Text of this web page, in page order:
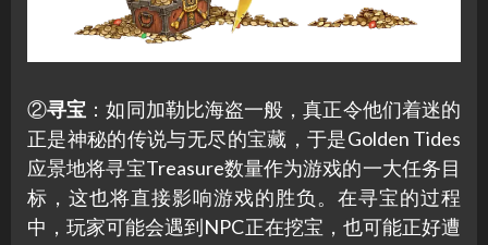
②寻宝 ：如同加勒比海盗一般，真正令他们着迷的
正是神秘的传说与无尽的宝藏，于是Golden Tides
应景地将寻宝Treasure数量作为游戏的一大任务目
标，这也将直接影响游戏的胜负。在寻宝的过程
中，玩家可能会遇到NPC正在挖宝，也可能正好遭